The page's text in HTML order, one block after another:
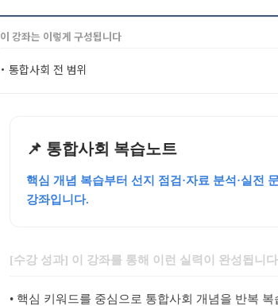
이 강좌는 이렇게 구성됩니다
• 통합사회 전 범위
📌 통합사회 복습노트
핵심 개념 복습부터 선지 점검·자료 분석·실전
강좌입니다.
[수강 성과] 이 강좌를 통해 이런 실력이 완성됩니
• 핵심 키워드를 중심으로 통합사회 개념을 반복